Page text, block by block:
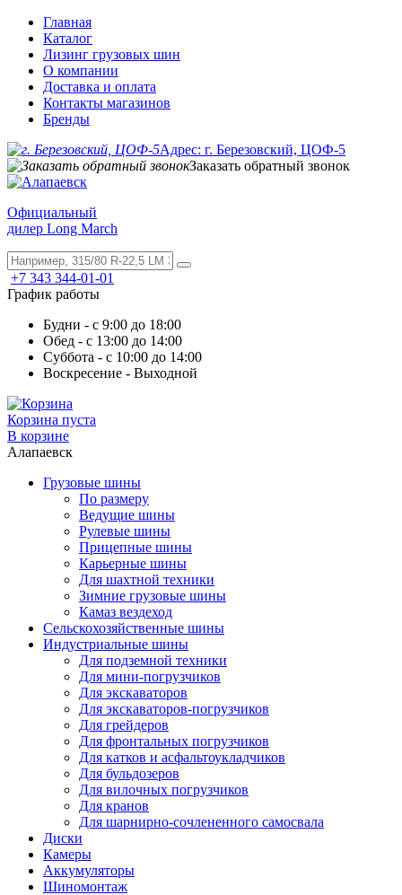
Главная
Каталог
Лизинг грузовых шин
О компании
Доставка и оплата
Контакты магазинов
Бренды
Адрес: г. Березовский, ЦОФ-5
Заказать обратный звонок
Официальный
дилер Long March
+7 343 344-01-01
График работы
Будни - с 9:00 до 18:00
Обед - с 13:00 до 14:00
Суббота - с 10:00 до 14:00
Воскресение - Выходной
Корзина пуста
В корзине
Алапаевск
Грузовые шины
По размеру
Ведущие шины
Рулевые шины
Прицепные шины
Карьерные шины
Для шахтной техники
Зимние грузовые шины
Камаз вездеход
Сельскохозяйственные шины
Индустриальные шины
Для подземной техники
Для мини-погрузчиков
Для экскаваторов
Для экскаваторов-погрузчиков
Для грейдеров
Для фронтальных погрузчиков
Для катков и асфальтоукладчиков
Для бульдозеров
Для вилочных погрузчиков
Для кранов
Для шарнирно-сочлененного самосвала
Диски
Камеры
Аккумуляторы
Шиномонтаж